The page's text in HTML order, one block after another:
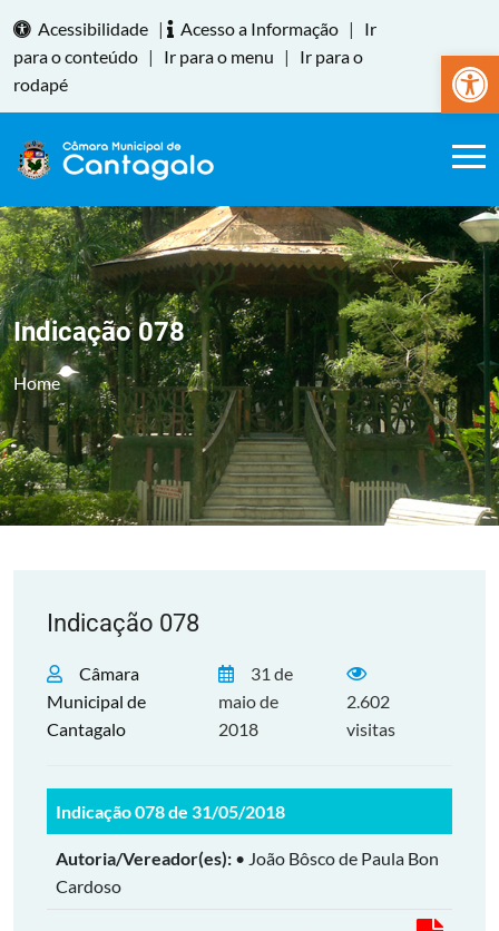
Abrir
Acessibilidade | Acesso a Informação |
Ir
para o conteúdo | Ir para o menu |
Ir para o
rodapé
Indicação 078
Home
Indicação 078
Câmara
Municipal de
Cantagalo
31 de
maio de
2018
2.602
visitas
Indicação 078 de 31/05/2018
Autoria/Vereador(es): • João Bôsco de Paula Bon
Cardoso